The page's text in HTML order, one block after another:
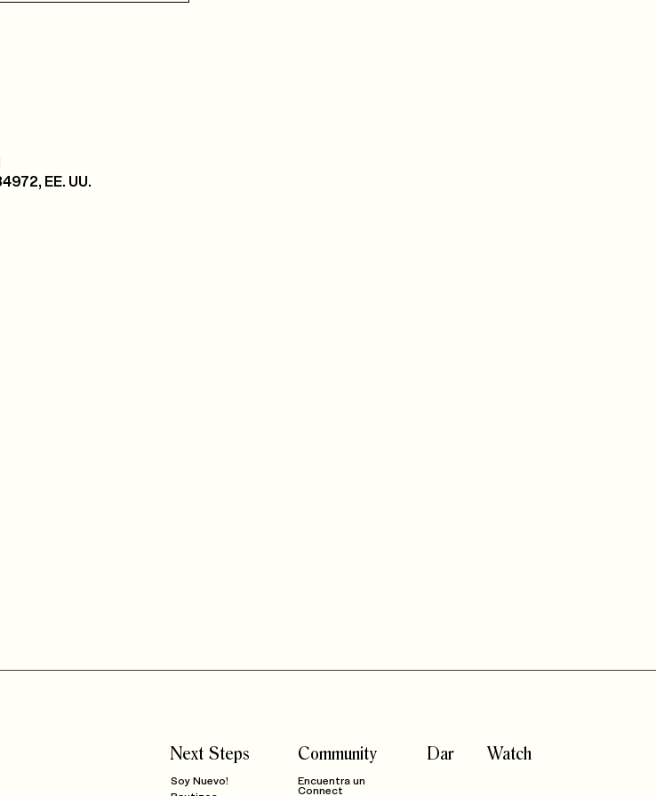
EE. UU.
Next Steps
Soy Nuevo!
Community Dar Watch
Encuentra un
Connect